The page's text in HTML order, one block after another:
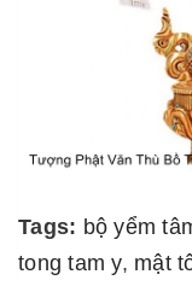
Tags: bộ yểm
tong tam y, mật